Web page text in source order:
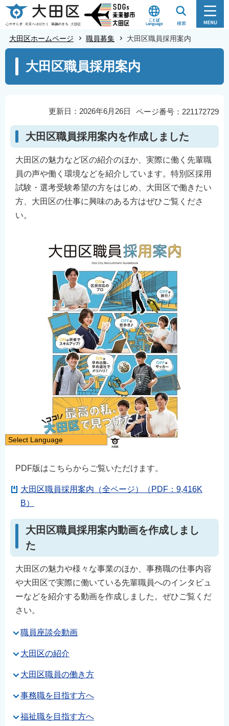
こ
の
ー
大田区ホームページ 職員募集 大田区職員採用案内
こ
ら
大田区職員採用案内
ページ番号：221172729
更新日：2026年6月26日
大田区職員採用案内を作成しました
大田区の魅力など区の紹介のほか、実際に働く先輩職
員の声や働く環境などを紹介しています。特別区採用
試験・選考受験希望の方をはじめ、大田区で働きたい
方、大田区の仕事に興味のある方はぜひご覧くださ
い。
PDF版はこちらからご覧いただけます。
大田区職員採用案内（全ページ）（PDF：9,416K
B）
大田区職員採用案内動画を作成しまし
た
大田区の魅力や様々な事業のほか、事務職の仕事内容
や大田区で実際に働いている先輩職員へのインタビュ
ーなどを紹介する動画を作成しました。ぜひご覧くだ
さい。
職員座談会動画
大田区の紹介
大田区職員の働き方
事務職を目指す方へ
福祉職を目指す方へ
Select Language
English
简体中文
繁體中文
한국어
नेपाली
Filipino